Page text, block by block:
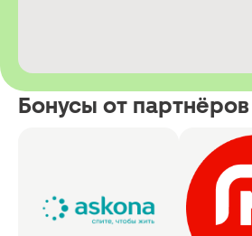
Бонусы от партнёров